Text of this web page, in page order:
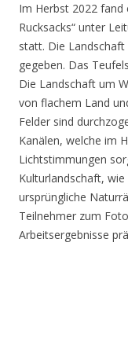
Im Herbst 2022 fand
Rucksacks“ unter
statt. Die
gegeben. Das
Die Landschaft um
von flachem Land
Felder sind
Kanälen, welche im
Lichtstimmungen
Kulturlandschaft,
ursprüngliche
Teilnehmer zum
Arbeitsergebnisse